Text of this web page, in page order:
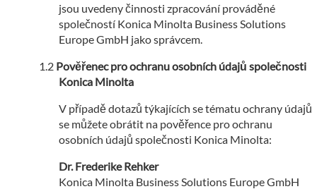
jsou uvedeny činnosti zpracování prováděné
společností Konica Minolta Business Solutions
Europe GmbH jako správcem.
Pověřenec pro ochranu osobních údajů společnosti
Konica Minolta
V případě dotazů týkajících se tématu ochrany údajů
se můžete obrátit na pověřence pro ochranu
osobních údajů společnosti Konica Minolta:
Dr. Frederike Rehker
Konica Minolta Business Solutions Europe GmbH